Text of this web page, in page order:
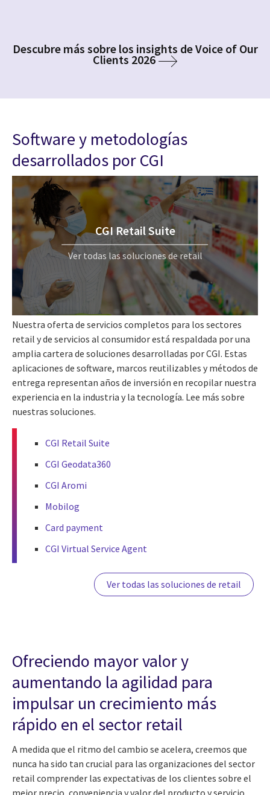
Descubre más sobre los insights de Voice of Our
Clients 2026
Software y metodologías
desarrollados por CGI
CGI Retail Suite
Ver todas las soluciones de retail
Nuestra oferta de servicios completos para los sectores
retail y de servicios al consumidor está respaldada por una
amplia cartera de soluciones desarrolladas por CGI. Estas
aplicaciones de software, marcos reutilizables y métodos de
entrega representan años de inversión en recopilar nuestra
experiencia en la industria y la tecnología. Lee más sobre
nuestras soluciones.
CGI Retail Suite
CGI Geodata360
CGI Aromi
Mobilog
Card payment
CGI Virtual Service Agent
Ver todas las soluciones de retail
Ofreciendo mayor valor y
aumentando la agilidad para
impulsar un crecimiento más
rápido en el sector retail
A medida que el ritmo del cambio se acelera, creemos que
nunca ha sido tan crucial para las organizaciones del sector
retail comprender las expectativas de los clientes sobre el
mejor precio, conveniencia y valor del producto y servicio